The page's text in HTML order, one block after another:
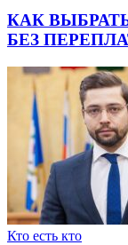
КАК
БЕЗ
Кто есть кто